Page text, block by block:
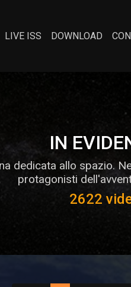
LIVE ISS DOWNLOAD
IN
dedicata allo spazio.
protagonisti
2622